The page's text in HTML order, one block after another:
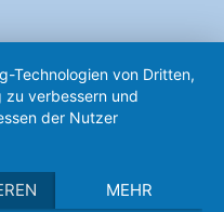
Technologien von Dritten,
zu verbessern und
der Nutzer
MEHR